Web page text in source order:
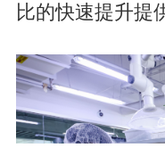
比的快速提升提